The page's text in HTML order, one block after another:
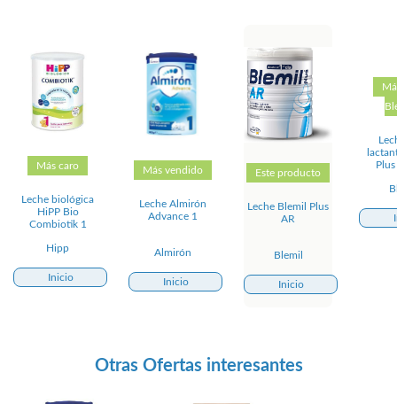
Más caro
Leche biológica
HiPP Bio
Combiotik 1
Hipp
Inicio
Más vendido
Leche Almirón
Advance 1
Almirón
Inicio
Este producto
Leche Blemil Plus
AR
Blemil
Inicio
Otras Ofertas interesantes